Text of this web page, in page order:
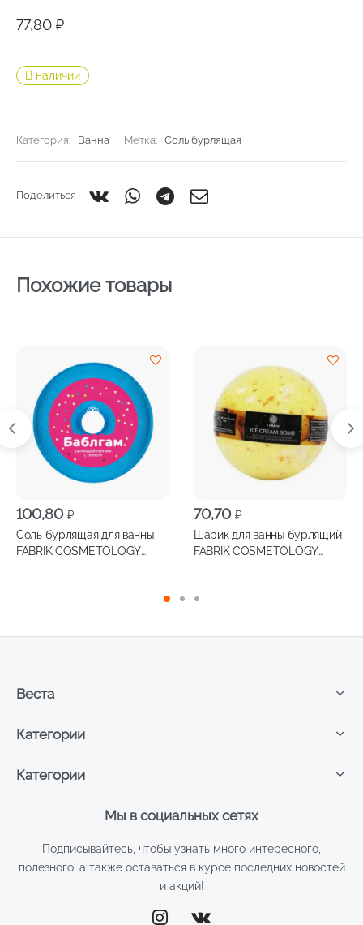
77,80 ₽
В наличии
Категория: Ванна Метка: Соль бурлящая
Поделиться
Похожие товары
100,80 ₽
Соль бурлящая для ванны
FABRIK COSMETOLOGY
70,70 ₽
Шарик для ванны бурлящий
FABRIK COSMETOLOGY
Мы в социальных сетях
Подписывайтесь, чтобы узнать много интересного,
полезного, а также оставаться в курсе последних новостей
и акций!
Категории
Категории
Веста